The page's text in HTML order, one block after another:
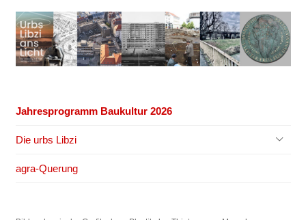
Jahresprogramm Baukultur 2026
Die urbs Libzi
agra-Querung